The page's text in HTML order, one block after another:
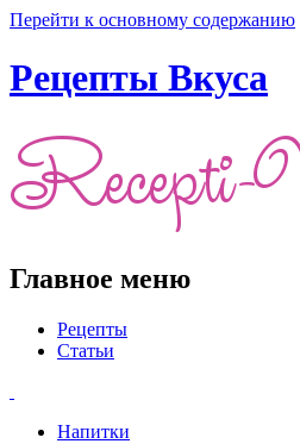
Перейти к основному содержанию
Рецепты Вкуса
Главное меню
Рецепты
Статьи
Напитки